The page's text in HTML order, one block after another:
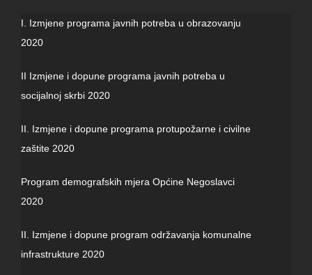
I. Izmjene programa javnih potreba u obrazovanju
2020
II Izmjene i dopune programa javnih potreba u
socijalnoj skrbi 2020
II. Izmjene i dopune programa protupožarne i civilne
zaštite 2020
Program demografskih mjera Općine Negoslavci
2020
II. Izmjene i dopune program održavanja komunalne
infrastrukture 2020